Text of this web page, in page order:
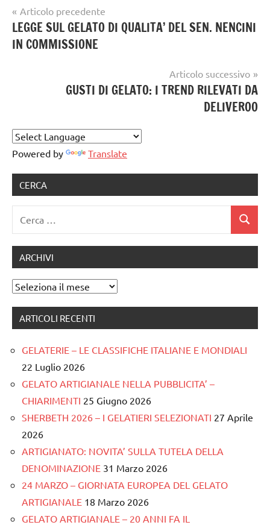
gelato,
GELATO
gelato
artigianale
Navigazione
articoli
Articolo precedente
LEGGE SUL GELATO DI QUALITA’ DEL SEN. NENCINI
IN COMMISSIONE
Articolo successivo
GUSTI DI GELATO: I TREND RILEVATI DA
DELIVEROO
Powered by Translate
CERCA
Cerca
ARCHIVI
Archivi
ARTICOLI RECENTI
GELATERIE – LE CLASSIFICHE ITALIANE E MONDIALI
22 Luglio 2026
GELATO ARTIGIANALE NELLA PUBBLICITA’ –
CHIARIMENTI 25 Giugno 2026
SHERBETH 2026 – I GELATIERI SELEZIONATI 27 Aprile
2026
ARTIGIANATO: NOVITA’ SULLA TUTELA DELLA
DENOMINAZIONE 31 Marzo 2026
24 MARZO – GIORNATA EUROPEA DEL GELATO
ARTIGIANALE 18 Marzo 2026
GELATO ARTIGIANALE – 20 ANNI FA IL